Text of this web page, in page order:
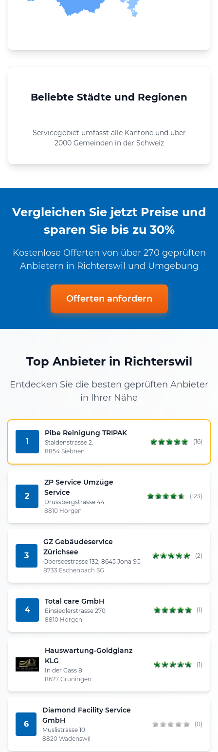
Beliebte Städte und Regionen
Servicegebiet umfasst alle Kantone und über
2000 Gemeinden in der Schweiz
Vergleichen Sie jetzt Preise und
sparen Sie bis zu 30%
Kostenlose Offerten von über 270 geprüften
Anbietern in Richterswil und Umgebung
Offerten anfordern
Top Anbieter in Richterswil
Entdecken Sie die besten geprüften Anbieter
in Ihrer Nähe
1
Pibe Reinigung TRIPAK
Staldenstrasse 2.
8854 Siebnen
(16)
2
ZP Service Umzüge
Service
Drussbergstrasse 44
8810 Horgen
(123)
3
GZ Gebäudeservice
Zürichsee
Oberseestrasse 132, 8645 Jona SG
8733 Eschenbach SG
(2)
4
Total care GmbH
Einsiedlerstrasse 270
8810 Horgen
(1)
Hauswartung-Goldglanz
KLG
In der Gass 8
8627 Grüningen
(1)
6
Diamond Facility Service
GmbH
Muslistrasse 10
8820 Wädenswil
(0)